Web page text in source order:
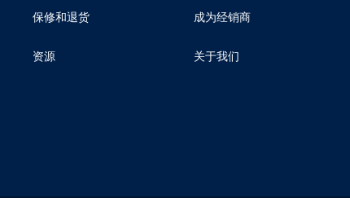
保修和退货
资源
成为经销商
关于我们